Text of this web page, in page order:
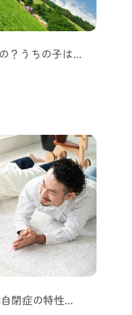
？うちの子は…
閉症の特性…